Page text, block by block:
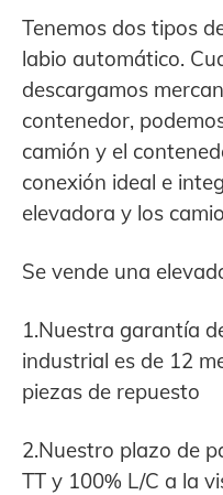
Tenemos dos tipos
labio automático.
descargamos
contenedor,
camión y el
conexión ideal e
elevadora y los
Se vende una
1.Nuestra garantía
industrial es de 12
piezas de repuesto
2.Nuestro plazo de
TT y 100% L/C a la